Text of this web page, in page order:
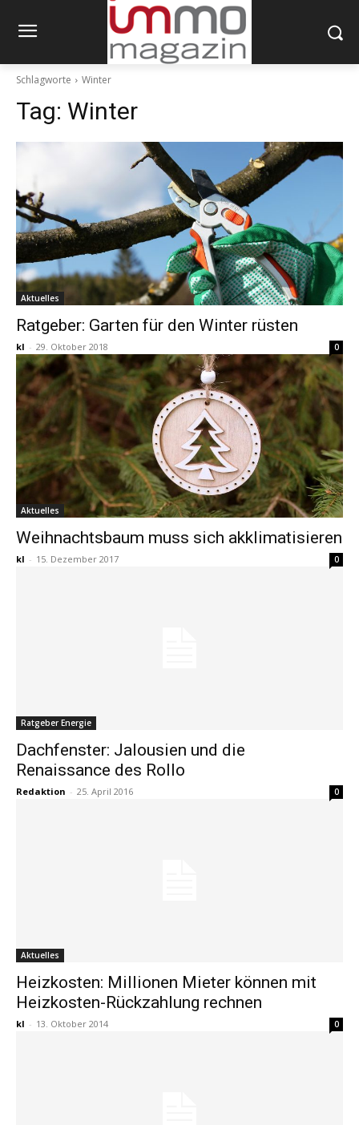
Schlagworte Winter
Tag: Winter
Aktuelles
Ratgeber: Garten für den Winter rüsten
kl - 29. Oktober 2018 0
Aktuelles
Weihnachtsbaum muss sich akklimatisieren
kl - 15. Dezember 2017 0
Ratgeber Energie
Dachfenster: Jalousien und die
Renaissance des Rollo
Redaktion - 25. April 2016 0
Aktuelles
Heizkosten: Millionen Mieter können mit
Heizkosten-Rückzahlung rechnen
kl - 13. Oktober 2014 0